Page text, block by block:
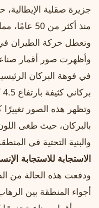
جزيرة صقلية
منذ أكثر
وتعطل حركة الطيران
وأظهرت صور أقمار
في فوهة البركان
وتظهر هذه الصور
بالبركان، حيث طغى
والبنية التحتية في
الاستجابة للاستجابة
ودفعت هذه الحالة من
أجواء المنطقة بين